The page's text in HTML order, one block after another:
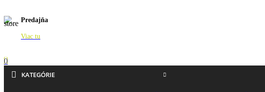
Predajňa
Viac tu
0
KATEGÓRIE